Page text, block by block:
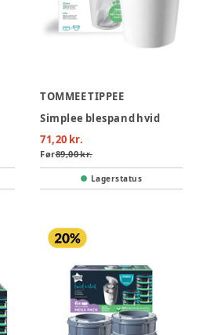
TOMMEE TIPPEE
Simplee blespand hvid
71,20 kr.
Før89,00 kr.
Lagerstatus